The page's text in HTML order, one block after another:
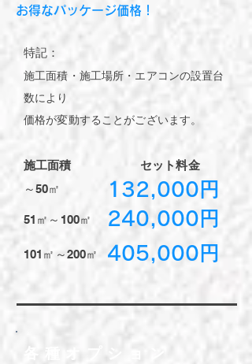
​お得なパッケージ価格！
​特記：
​施工面積・施工場所・エアコンの設置台
数により
価格が変動することがございます。
101㎡～200㎡​
51㎡～100㎡​
～50㎡​
​施工面積
​405,000円
​240,000円
​132,000円
セット​料金
​各種オプション